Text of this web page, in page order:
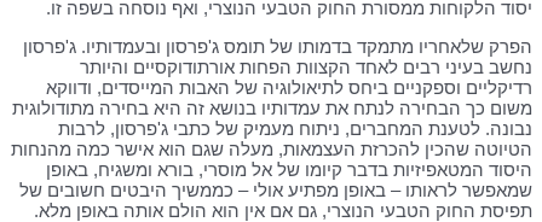
יסוד הלקוחות ממסורת החוק הטבעי הנוצרי, ואף נוסחה בשפה זו.
הפרק שלאחריו מתמקד בדמותו של תומס ג'פרסון ובעמדותיו. ג'פרסון
נחשב בעיני רבים לאחד הקצוות הפחות אורתודוקסיים והיותר
רדיקליים וספקניים ביחס לתיאולוגיה של האבות המייסדים, ודווקא
משום כך הבחירה לנתח את עמדותיו בנושא זה היא בחירה מתודולוגית
נבונה. לטענת המחברים, ניתוח מעמיק של כתבי ג'פרסון, לרבות
הטיוטה שהכין להכרזת העצמאות, מעלה שגם הוא אישר כמה מהנחות
היסוד המטאפיזיות בדבר קיומו של אל מוסרי, בורא ומשגיח, באופן
שמאפשר לראותו – באופן מפתיע אולי – כממשיך היבטים חשובים של
תפיסת החוק הטבעי הנוצרי, גם אם אין הוא הולם אותה באופן מלא.